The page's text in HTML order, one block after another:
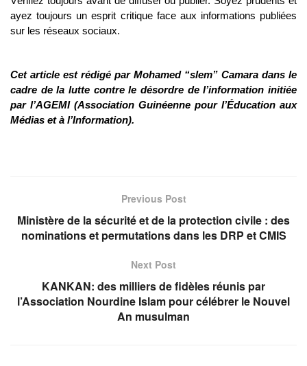
ayez toujours un esprit critique face aux informations publiées
sur les réseaux sociaux.
Cet article est rédigé par Mohamed “slem” Camara dans le
cadre de la lutte contre le désordre de l’information initiée
par l’AGEMI (Association Guinéenne pour l’Éducation aux
Médias et à l’Information).
Previous Post
Ministère de la sécurité et de la protection civile : des
nominations et permutations dans les DRP et CMIS
Next Post
KANKAN: des milliers de fidèles réunis par
l’Association Nourdine Islam pour célébrer le Nouvel
An musulman